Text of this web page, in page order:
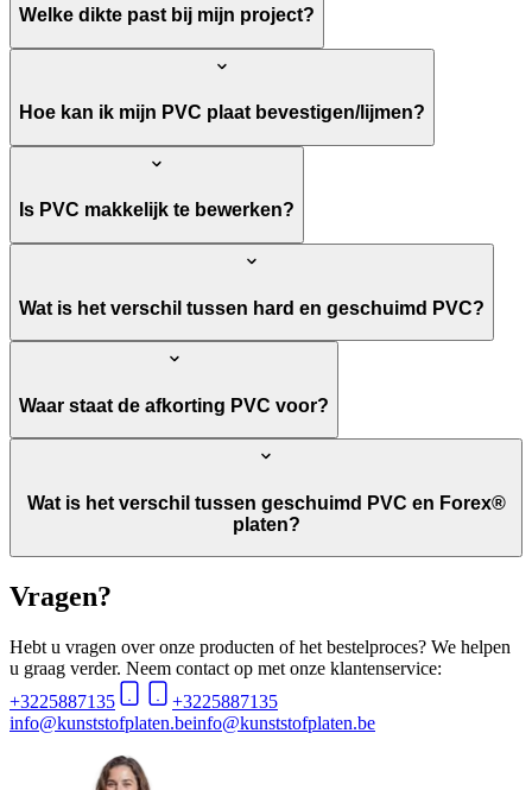
Welke dikte past bij mijn project?
Hoe kan ik mijn PVC plaat bevestigen/lijmen?
Is PVC makkelijk te bewerken?
Wat is het verschil tussen hard en geschuimd PVC?
Waar staat de afkorting PVC voor?
Wat is het verschil tussen geschuimd PVC en Forex®
platen?
Vragen?
Hebt u vragen over onze producten of het bestelproces? We helpen
u graag verder. Neem contact op met onze klantenservice:
+3225887135
+3225887135
info@kunststofplaten.beinfo@kunststofplaten.be